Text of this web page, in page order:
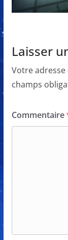
Laisser
Votre adresse
champs
Commentaire